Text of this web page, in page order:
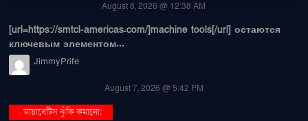
August 8, 2026 @ 12:38 AM
[url=https://smtcl-americas.com/]machine tools[/url] остаются
ключевым элементом...
JimmyPrife
August 7, 2026 @ 5:42 PM
. ডায়াবেটিস ঝুঁকি কমানো: